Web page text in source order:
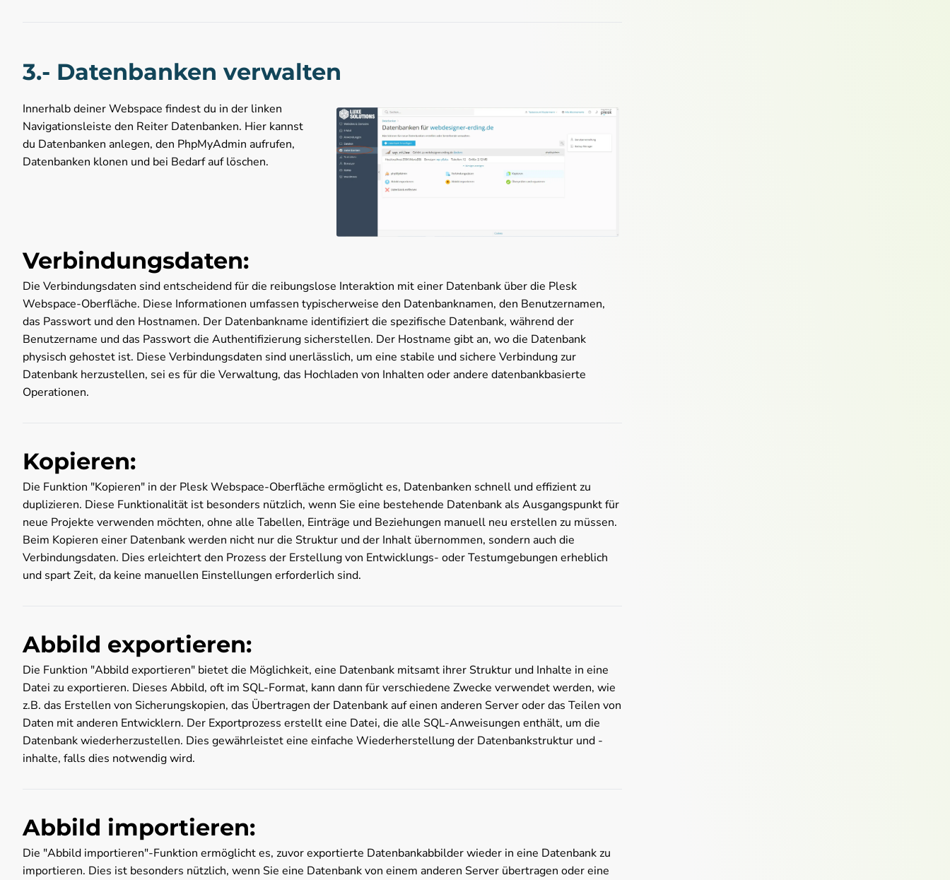
3.- Datenbanken verwalten
Innerhalb deiner Webspace findest du in der linken
Navigationsleiste den Reiter Datenbanken. Hier kannst
du Datenbanken anlegen, den PhpMyAdmin aufrufen,
Datenbanken klonen und bei Bedarf auf löschen.
Verbindungsdaten:
Die Verbindungsdaten sind entscheidend für die reibungslose Interaktion mit einer Datenbank über die Plesk
Webspace-Oberfläche. Diese Informationen umfassen typischerweise den Datenbanknamen, den Benutzernamen,
das Passwort und den Hostnamen. Der Datenbankname identifiziert die spezifische Datenbank, während der
Benutzername und das Passwort die Authentifizierung sicherstellen. Der Hostname gibt an, wo die Datenbank
physisch gehostet ist. Diese Verbindungsdaten sind unerlässlich, um eine stabile und sichere Verbindung zur
Datenbank herzustellen, sei es für die Verwaltung, das Hochladen von Inhalten oder andere datenbankbasierte
Operationen.
Kopieren:
Die Funktion "Kopieren" in der Plesk Webspace-Oberfläche ermöglicht es, Datenbanken schnell und effizient zu
duplizieren. Diese Funktionalität ist besonders nützlich, wenn Sie eine bestehende Datenbank als Ausgangspunkt für
neue Projekte verwenden möchten, ohne alle Tabellen, Einträge und Beziehungen manuell neu erstellen zu müssen.
Beim Kopieren einer Datenbank werden nicht nur die Struktur und der Inhalt übernommen, sondern auch die
Verbindungsdaten. Dies erleichtert den Prozess der Erstellung von Entwicklungs- oder Testumgebungen erheblich
und spart Zeit, da keine manuellen Einstellungen erforderlich sind.
Abbild exportieren:
Die Funktion "Abbild exportieren" bietet die Möglichkeit, eine Datenbank mitsamt ihrer Struktur und Inhalte in eine
Datei zu exportieren. Dieses Abbild, oft im SQL-Format, kann dann für verschiedene Zwecke verwendet werden, wie
z.B. das Erstellen von Sicherungskopien, das Übertragen der Datenbank auf einen anderen Server oder das Teilen von
Daten mit anderen Entwicklern. Der Exportprozess erstellt eine Datei, die alle SQL-Anweisungen enthält, um die
Datenbank wiederherzustellen. Dies gewährleistet eine einfache Wiederherstellung der Datenbankstruktur und -
inhalte, falls dies notwendig wird.
Abbild importieren:
Die "Abbild importieren"-Funktion ermöglicht es, zuvor exportierte Datenbankabbilder wieder in eine Datenbank zu
importieren. Dies ist besonders nützlich, wenn Sie eine Datenbank von einem anderen Server übertragen oder eine